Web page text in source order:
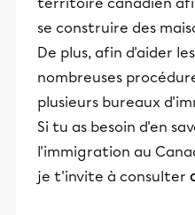
se construire des
De plus, afin d'aider
nombreuses
plusieurs bureaux
Si tu as besoin d'en
l'immigration au
je t'invite à consulter